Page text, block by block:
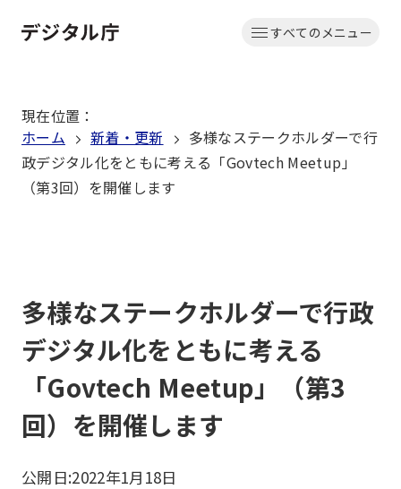
文
動
すべてのメニュー
現在位置 ：
ホーム
新着・更新
多様なステークホルダーで行
政デジタル化をともに考える「Govtech Meetup」
（第3回）を開催します
多様なステークホルダーで行政
デジタル化をともに考える
「Govtech Meetup」（第3
回）を開催します
公開日:2022年1月18日